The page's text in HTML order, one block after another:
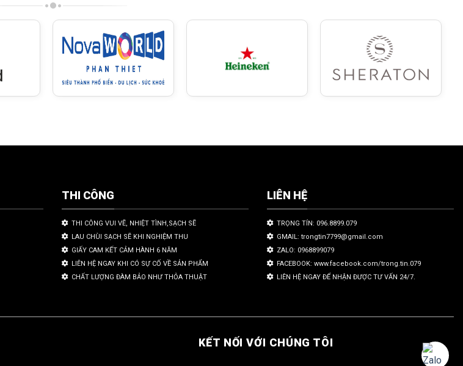
THI CÔNG
THI CÔNG VUI VẼ, NHIỆT TÌNH,SẠCH SẼ
LAU CHÙI SẠCH SẼ KHI NGHIỆM THU
GIẤY CAM KẾT CẢM HÀNH 6 NĂM
LIÊN HỆ NGAY KHI CÓ SỰ CỐ VỀ SẢN PHẨM
CHẤT LƯỢNG ĐÀM BẢO NHƯ THỎA THUẬT
LIÊN HỆ
TRỌNG TÍN: 096.8899.079
GMAIL: trongtin7799@gmail.com
ZALO: 0968899079
FACEBOOK: www.facebook.com/trong.tin.079
LIÊN HỆ NGAY ĐỂ NHẬN ĐƯỢC TƯ VẤN 24/7.
KẾT NỐI VỚI CHÚNG TÔI